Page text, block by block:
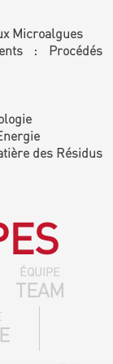
Microalgues
: Procédés
des Résidus
ÉQUIPE
TEAM